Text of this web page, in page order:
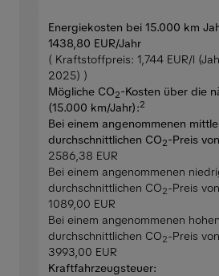
Energiekosten bei 15.000 km
1438,80 EUR/Jahr
( Kraftstoffpreis: 1,744 EUR/l
2025) )
Mögliche CO2-Kosten über die
(15.000 km/Jahr):2
Bei einem angenommenen
durchschnittlichen CO2-Preis
2586,38 EUR
Bei einem angenommenen
durchschnittlichen CO2-Preis
1089,00 EUR
Bei einem angenommenen hohen
durchschnittlichen CO2-Preis
3993,00 EUR
Kraftfahrzeugsteuer: